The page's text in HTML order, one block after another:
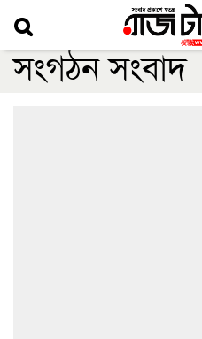
সংগঠন সংবাদ